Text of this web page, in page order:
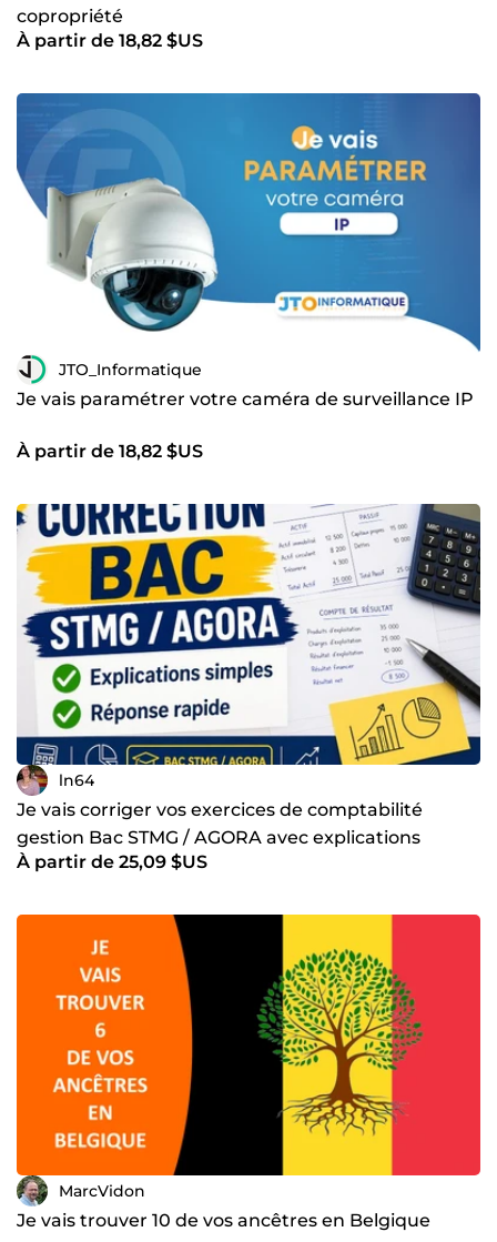
copropriété
À partir de 18,82 $US
JTO_Informatique
Je vais paramétrer votre caméra de surveillance IP
À partir de 18,82 $US
ln64
Je vais corriger vos exercices de comptabilité
gestion Bac STMG / AGORA avec explications
simples et rapides
À partir de 25,09 $US
MarcVidon
Je vais trouver 10 de vos ancêtres en Belgique